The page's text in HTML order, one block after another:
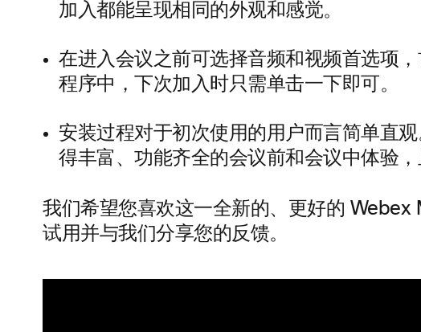
加入都能呈现相同的外观和感觉。
在进入会议之前可选择音频和视频首选项
程序中，下次加入时只需单击一下即可。
安装过程对于初次使用的用户而言简单直
得丰富、功能齐全的会议前和会议中体验，
我们希望您喜欢这一全新的、更好的 Webex
试用并与我们分享您的反馈。